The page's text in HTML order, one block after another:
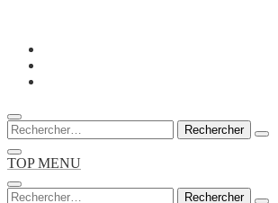
Skip
content
Rechercher :
TOP MENU
Rechercher :